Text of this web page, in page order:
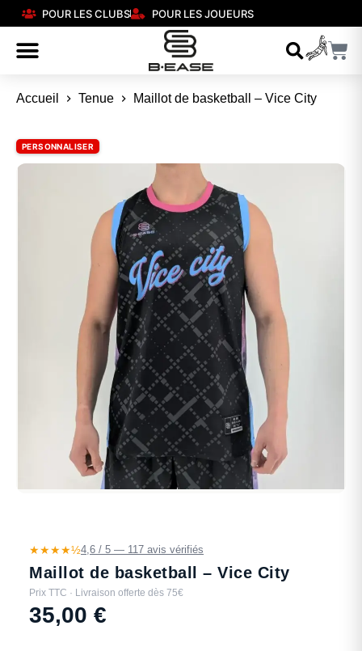
POUR LES CLUBS POUR LES JOUEURS
Accueil Tenue Maillot de basketball – Vice City
PERSONNALISER
★★★★½4,6 / 5 — 117 avis vérifiés
Maillot de basketball – Vice City
Prix TTC · Livraison offerte dès 75€
35,00 €